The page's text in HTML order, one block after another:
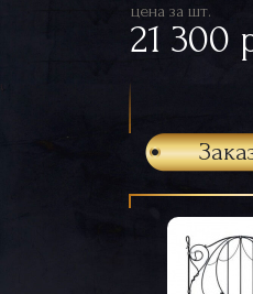
цена за шт.
21 300